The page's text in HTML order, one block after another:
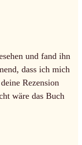
und fand ihn
dass ich mich
Rezension
wäre das Buch